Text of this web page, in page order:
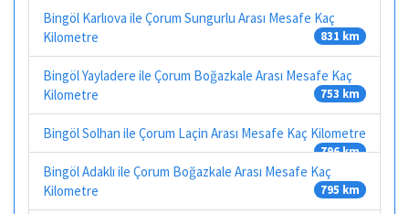
Bingöl Karlıova ile Çorum Sungurlu Arası Mesafe Kaç
Kilometre
831 km
Bingöl Yayladere ile Çorum Boğazkale Arası Mesafe Kaç
Kilometre
753 km
Bingöl Solhan ile Çorum Laçin Arası Mesafe Kaç Kilometre
796 km
Bingöl Adaklı ile Çorum Boğazkale Arası Mesafe Kaç
Kilometre
795 km